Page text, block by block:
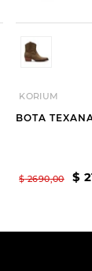
KORIUM
BOTA
$ 2690,00 $